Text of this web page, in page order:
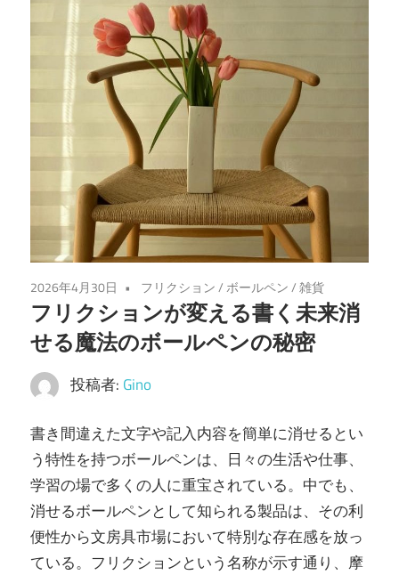
2026年4月30日 フリクション/ボールペン/雑貨
フリクションが変える書く未来消
せる魔法のボールペンの秘密
投稿者: Gino
書き間違えた文字や記入内容を簡単に消せるとい
う特性を持つボールペンは、日々の生活や仕事、
学習の場で多くの人に重宝されている。 中でも、
消せるボールペンとして知られる製品は、その利
便性から文房具市場において特別な存在感を放っ
ている。フリクションという名称が示す通り、摩